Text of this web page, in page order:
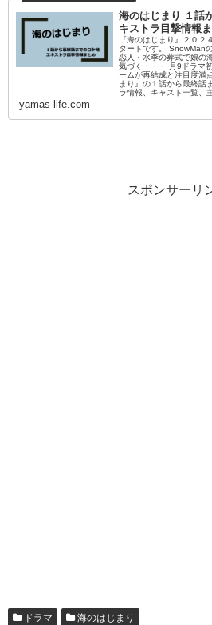
海のはじまり １話
キストラ目撃情報
『海のはじまり』２０２
タートです。 SnowMan
恋人・水季の葬式で娘の
気づく・・・ 月9ドラマ
ームが再結成と注目度満
まり』の１話から最終話
ラ情報、キャスト一覧、
yamas-life.com
スポンサーリ
ドラマ 海のはじまり